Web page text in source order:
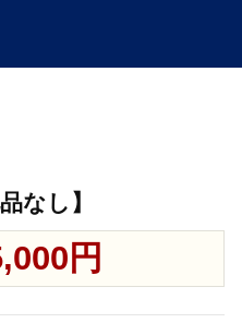
なし】
円